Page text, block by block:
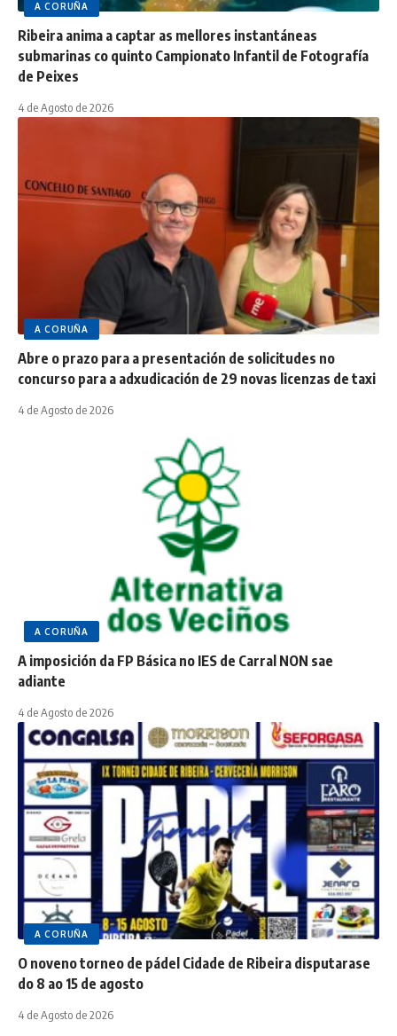
A CORUÑA
Ribeira anima a captar as mellores instantáneas
submarinas co quinto Campionato Infantil de Fotografía
de Peixes
4 de Agosto de 2026
A CORUÑA
Abre o prazo para a presentación de solicitudes no
concurso para a adxudicación de 29 novas licenzas de taxi
4 de Agosto de 2026
A CORUÑA
A imposición da FP Básica no IES de Carral NON sae
adiante
4 de Agosto de 2026
A CORUÑA
O noveno torneo de pádel Cidade de Ribeira disputarase
do 8 ao 15 de agosto
4 de Agosto de 2026